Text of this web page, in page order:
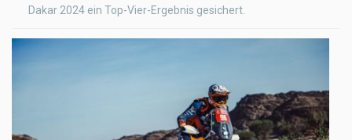
Dakar 2024 ein Top-Vier-Ergebnis gesichert.